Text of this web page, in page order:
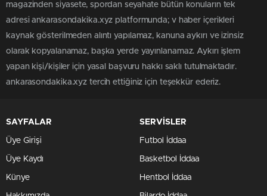
magazinden siyasete, spordan seyahate bütün konuların tek
adresi ankarasondakika.xyz platformunda; v haber içerikleri
kaynak gösterilmeden alıntı yapılamaz, kanuna aykırı ve izinsiz
olarak kopyalanamaz, başka yerde yayınlanamaz. Aykırı işlem
yapan kişi/kişiler için yasal başvuru hakkı saklı tutulmaktadır.
ankarasondakika.xyz tercih ettiğiniz için teşekkür ederiz.
SAYFALAR
Üye Girişi
Üye Kaydı
Künye
SERVİSLER
Futbol İddaa
Basketbol İddaa
Hentbol İddaa